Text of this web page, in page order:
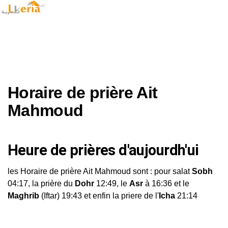
Horaire de prière Ait
Mahmoud
Heure de prières d'aujourdh'ui
les Horaire de prière Ait Mahmoud sont : pour salatSobh
04:17, la prière du Dohr 12:49, le Asr à 16:36 et le
Maghrib (Iftar) 19:43 et enfin la priere de l' Icha 21:14